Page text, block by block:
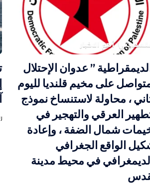
أهم الاخبار
” عدوان الإحتلال
على مخيم قلنديا لليوم
، محاولة لاستنساخ نموذج
العرقي والتهجير في
شمال الضفة ، وإعادة
الواقع الجغرافي
في محيط مدينة